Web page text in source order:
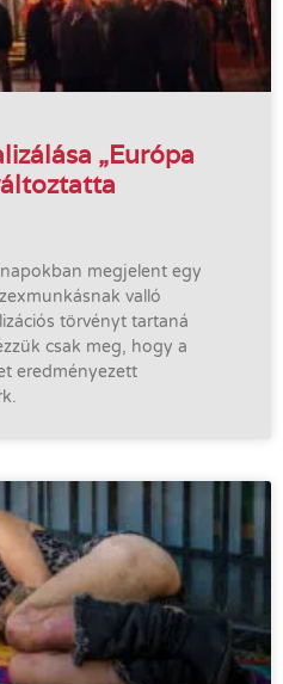
„Európa
megjelent egy
valló
törvényt tartaná
csak meg, hogy a
eredményezett